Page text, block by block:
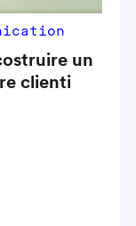
un
clienti